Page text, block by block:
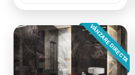
VÂNZARE DIRECTA